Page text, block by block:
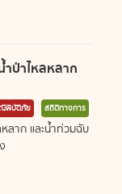
ป่าไหลหลาก
พิบัติภัย สถิติทางการ
ลาก และน้ำท่วมฉับ